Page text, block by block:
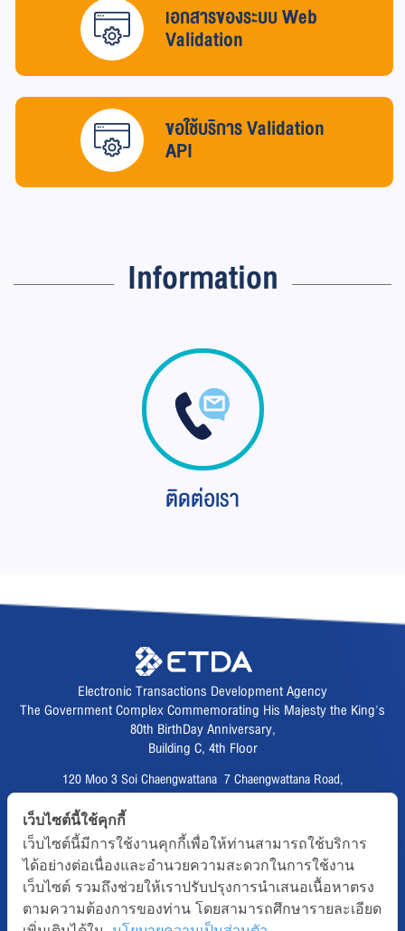
เอกสารของระบบ Web
Validation
ขอใช้บริการ Validation
API
Information
ติดต่อเรา
Electronic Transactions Development Agency
The Government Complex Commemorating His Majesty the King's
80th BirthDay Anniversary,
Building C, 4th Floor
120 Moo 3 Soi Chaengwattana 7 Chaengwattana Road,
Fax :02 123 1200
CALL CENTER :02 123 1234
email :info@etda.or.th
เว็บไซต์นี้ใช้คุกกี้
เว็บไซต์นี้มีการใช้งานคุกกี้เพื่อให้ท่านสามารถใช้บริการ
ได้อย่างต่อเนื่องและอำนวยความสะดวกในการใช้งาน
เว็บไซต์ รวมถึงช่วยให้เราปรับปรุงการนำเสนอเนื้อหาตรง
ตามความต้องการของท่าน โดยสามารถศึกษารายละเอียด